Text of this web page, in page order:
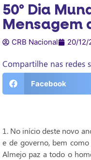
50º Dia
Mensagem
CRB Nacional 20/12/
Compartilhe nas redes
Facebook
1. No início deste novo
e de governo, bem como
Almejo paz a todo o